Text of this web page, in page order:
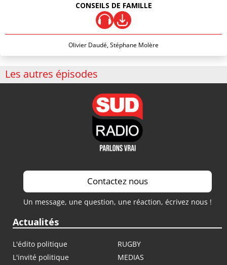
CONSEILS DE FAMILLE
Olivier Daudé, Stéphane Molère
Les autres épisodes
Contactez nous
Un message, une question, une réaction, écrivez nous !
Actualités
L'édito politique
RUGBY
L'invité politique
MEDIAS